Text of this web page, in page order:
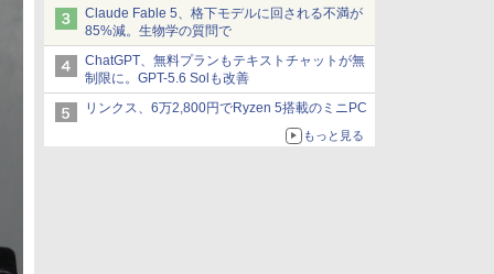
Claude Fable 5、格下モデルに回される不満が
85%減。生物学の質問で
ChatGPT、無料プランもテキストチャットが無
制限に。GPT-5.6 Solも改善
リンクス、6万2,800円でRyzen 5搭載のミニPC
もっと見る